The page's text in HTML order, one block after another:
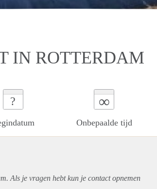
IN ROTTERDAM
? ∞
Onbepaalde tijd
Als je vragen hebt kun je contact opnemen